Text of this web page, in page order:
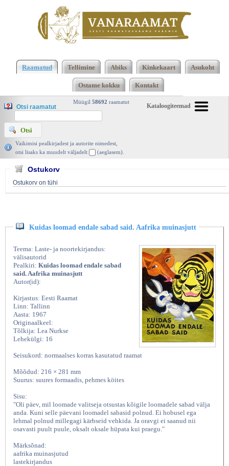
loomad endale sabad said. Aafrika muinasjutt,
Eesti Raamat 1967 | vanaraamat. ee
Raamatud Tellimine Abiks Kinkekaart Asukoht
Ostame kokku Kontakt
Kataloogiteemad
Müügil 58692 raamatut
Otsi raamatut
Vaikimisi pealkirjadest ja autorite nimedest,
otsi lisaks ka muudelt väljadelt
(aeglasem).
Ostukorv
Ostukorv on tühi
Kuidas loomad endale sabad said. Aafrika muinasjutt
Teema: Laste- ja noortekirjandus:
välisautorid
Pealkiri: Kuidas loomad endale sabad
said. Aafrika muinasjutt
Autor(id):
Kirjastus: Eesti Raamat
Linn: Tallinn
Aasta: 1967
Originaalkeel:
Tõlkija: Lea Nurkse
Lehekülgi: 16
Seisukord: normaalses korras kasutatud raamat
Mõõdud: 216 × 281 mm
Suurus: suures formaadis, pehmes köites
Sisu:
"Oli päev, mil loomade valitseja otsustas kõigile loomadele sabad välja
anda. Kuni selle päevani loomadel sabasid polnud. Ei hobusel ega
lehmal polnud millegagi kärbseid vehkida. Ja oravgi ei saanud nii
osavasti puult puule, oksalt oksale hüpata kui praegu."
Märksõnad:
aafrika muinasjutud
lastekirjandus